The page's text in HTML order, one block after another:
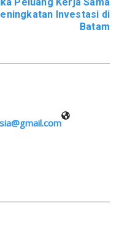
Investasi di
Batam